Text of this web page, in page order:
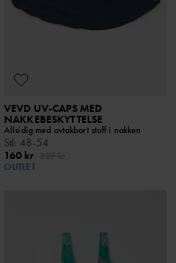
VEVD UV-CAPS MED
NAKKEBESKYTTELSE
Allsidig med avtakbart stoff i nakken
Stl: 48-54
160 kr
OUTLET